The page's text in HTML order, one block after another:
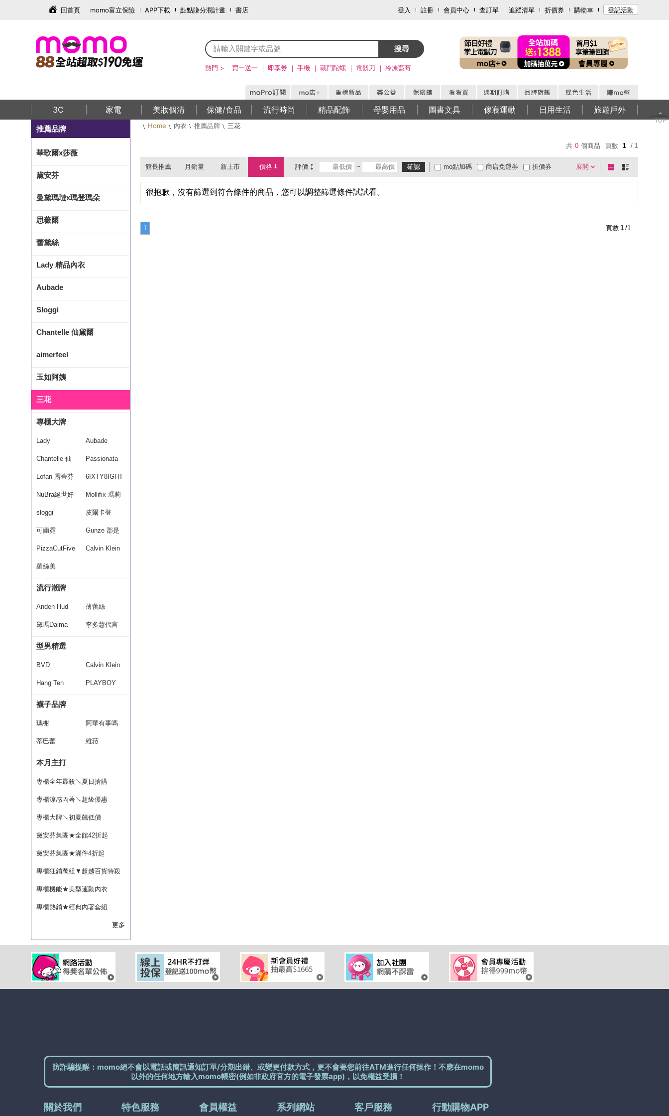
回首頁 momo富立保險 APP下載 點點賺分潤計畫 書店 登入 註冊 會員中心 查訂單 追蹤清單 折價券 購物車 登記活動
搜尋
熱門 > 買一送一 即享券 手機 戰鬥陀螺 電鬍刀 冷凍藍莓
3C 家電 美妝個清 保健/食品 流行時尚 精品配飾 母嬰用品 圖書文具 傢寢運動 日用生活 旅遊戶外
Home 內衣 推薦品牌 三花
推薦品牌
華歌爾x莎薇
黛安芬
曼黛瑪璉x瑪登瑪朵
思薇爾
蕾黛絲
Lady 精品內衣
Aubade
Sloggi
Chantelle 仙黛爾
aimerfeel
玉如阿姨
三花
專櫃大牌
Lady Aubade
Chantelle 仙
黛爾
Passionata
Lofan 露蒂芬 6IXTY8IGHT
NuBra絕世好
波
Mollifix 瑪莉
菲絲
sloggi 皮爾卡登
可蘭霓 Gunze 郡是
PizzaCutFive Calvin Klein
羅絲美
流行潮牌
Anden Hud 薄蕾絲
黛瑪Daima 李多慧代言
型男精選
BVD Calvin Klein
Hang Ten PLAYBOY
襪子品牌
瑪榭 阿華有事嗎
蒂巴蕾 維菈
本月主打
專櫃全年最殺↘夏日搶購
專櫃涼感內著↘超級優惠
專櫃大牌↘初夏飆低價
黛安芬集團★全館42折起
黛安芬集團★滿件4折起
專櫃狂銷萬組▼超越百貨特殺
專櫃機能★美型運動內衣
專櫃熱銷★經典內著套組
更多
共 0 個商品 頁數 1 / 1
館長推薦 月銷量 新上市 價格 評價 ~ 確認 展開
mo點加碼 商店免運券
折價券
0利率
商品有量
快速到貨
棋
盤
列
很抱歉，沒有篩選到符合條件的商品，您可以調整篩選條件試試看。
頁數 1 /1
1
TOP
防詐騙提醒：momo絕不會以電話或簡訊通知訂單/分期出錯、或變更付款方式，更不會要您前往ATM進行任何操作！不應在momo
以外的任何地方輸入momo帳密(例如非政府官方的電子發票app)，以免權益受損！
關於我們 特色服務 會員權益 系列網站 客戶服務 行動購物APP